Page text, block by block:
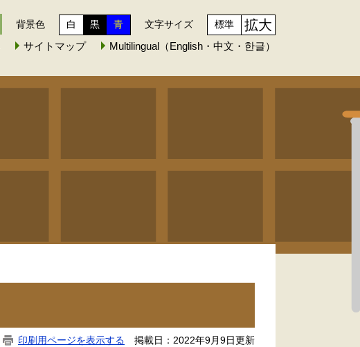
背景色 白 黒 青 文字サイズ 標準 拡大
サイトマップ Multilingual（English・中文・한글）
印刷用ページを表示する 掲載日：2022年9月9日更新